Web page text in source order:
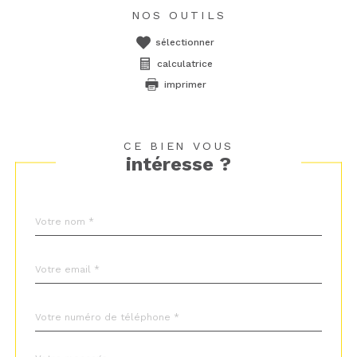
NOS OUTILS
sélectionner
calculatrice
imprimer
CE BIEN VOUS
intéresse ?
par
*
*
*